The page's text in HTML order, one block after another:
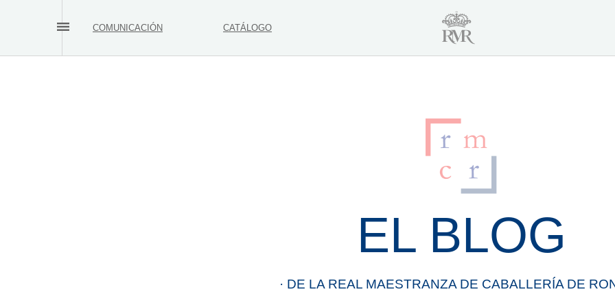
COMUNICACIÓN CATÁLOGO
EL BLOG
· DE LA REAL MAESTRANZADE CABALLERÍADE